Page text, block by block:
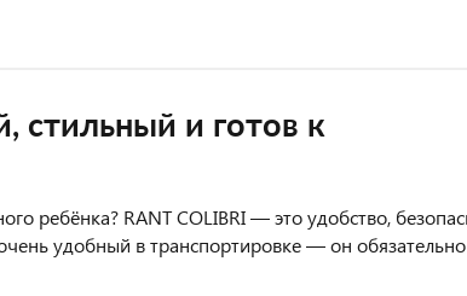
стильный и готов к
ребёнка? RANT COLIBRI — это удобство,
удобный в транспортировке — он обязательно